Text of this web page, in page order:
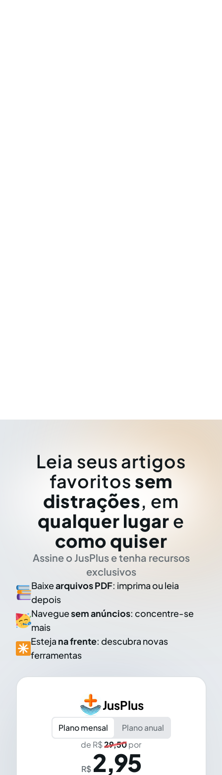
Leia seus artigos
favoritos sem
distrações, em
qualquer lugar e
como quiser
Assine o JusPlus e tenha recursos
exclusivos
Baixearquivos PDF: imprima ou leia
depois
Naveguesem anúncios: concentre-se
mais
Esteja na frente: descubra novas
ferramentas
JusPlus
Plano mensal
Plano anual
de R$29,50por
R$ 2,95